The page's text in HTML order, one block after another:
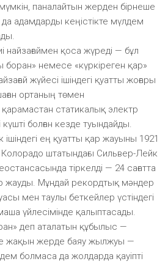
паналайтын жерден бірнеше
адамдарды кеңістікте мүлдем
найзағаймен қоса жүреді — бұл
немесе «күркіреген қар»
жүйесі ішіндегі қуатты жоғары
ортаның төмен
статикалық электр
күшті болған кезде туындайды.
ішіндегі ең қуатты қар жауыны 1921
штатындағы Сильвер-Лейк
тіркелді — 24 сағатта
жауды. Мұндай рекордтық мәндер
мен таулы беткейлер үстіндегі
үйлесімінде қалыптасады.
деп аталатын құбылыс —
жақын жерде баяу жылжуы —
болмаса да жолдарда қауіпті